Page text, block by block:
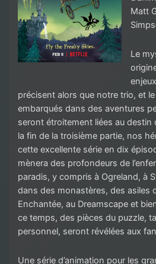
Matt
Le
précisent alors que notre trio, et
embarqués dans des aventures
seront étroitement liées au destin
la fin de la troisième partie, nos
cette excellente série en dix
mènera des profondeurs de
paradis, y compris à Ogreland, à
dans des monastères, des asiles
Enchantée, au Dreamscape et
ce temps, des pièces du puzzle,
personnel, seront révélées aux
Une série d’animation pour les